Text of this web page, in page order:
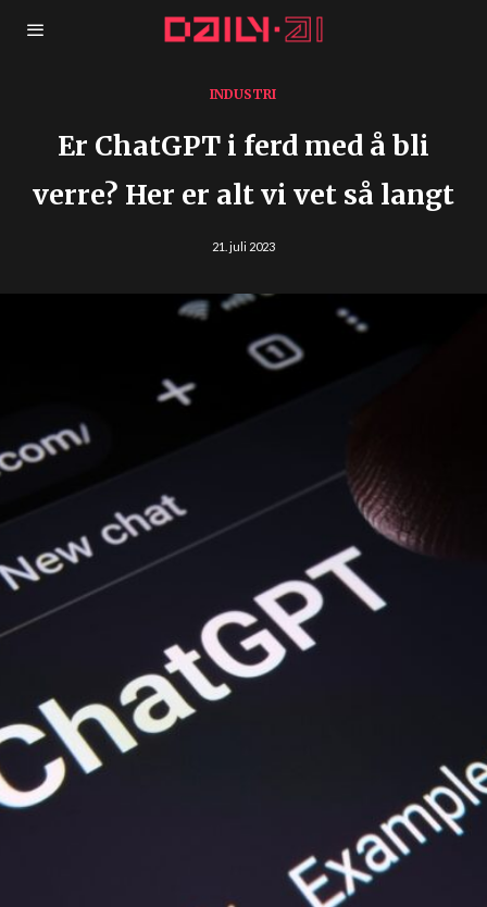
INDUSTRI
Er ChatGPT i ferd med å bli
verre? Her er alt vi vet så langt
21. juli 2023